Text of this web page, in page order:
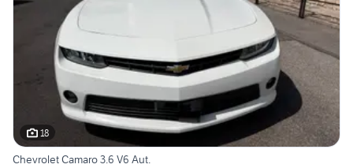
18
Chevrolet Camaro 3.6 V6 Aut.